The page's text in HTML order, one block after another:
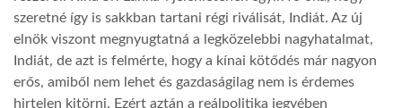
szeretné így is sakkban tartani régi riválisát, Indiát. Az új
elnök viszont megnyugtatná a legközelebbi nagyhatalmat,
Indiát, de azt is felmérte, hogy a kínai kötődés már nagyon
erős, amiből nem lehet és gazdaságilag nem is érdemes
hirtelen kitörni. Ezért aztán a reálpolitika jegyében